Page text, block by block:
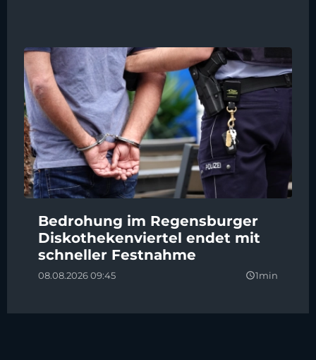
Bedrohung im Regensburger
Diskothekenviertel endet mit
schneller Festnahme
08.08.2026 09:45 query_builder1min